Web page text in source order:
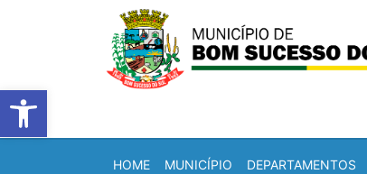
Barra de Ferramentas
HOME MUNICÍPIO DEPARTAMENTOS